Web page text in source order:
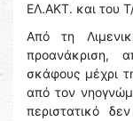
ΕΛ.ΑΚΤ. και του
Από τη
προανάκριση,
σκάφους μέχρι
από τον
περιστατικό